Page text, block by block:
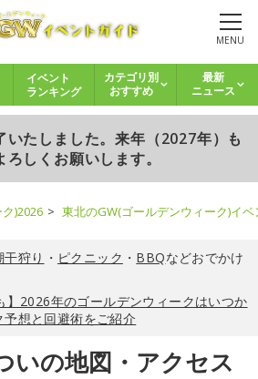
MENU
イベント
ランキング
カテゴリ別
おすすめ
最新
ニュース
いたしました。来年（2027年）も
ろしくお願いします。
)2026 東北のGW(ゴールデンウィーク)イ
干狩り ・ ピクニック ・ BBQなどおでかけ
】2026年のゴールデンウィークはいつか
想と回避術をご紹介
いの地図・アクセス